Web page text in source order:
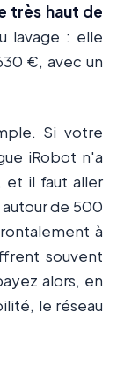
très haut de
lavage : elle
€, avec un
Si votre
iRobot n'a
et il faut aller
de 500
à
souvent
alors, en
le réseau